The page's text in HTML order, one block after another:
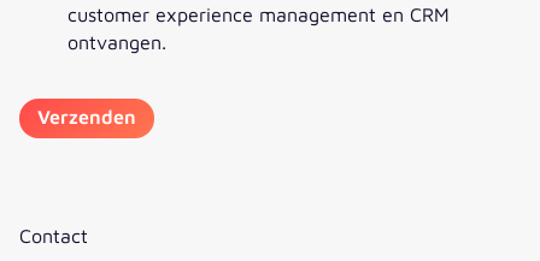
customer experience management en CRM
ontvangen.
Contact